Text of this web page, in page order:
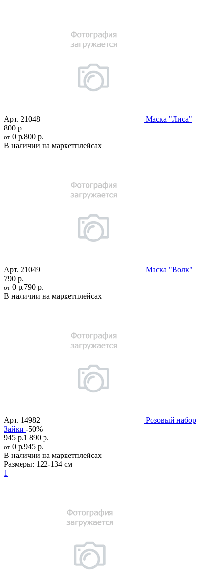
Арт. 21048
Маска "Лиса"
800 р.
от 0 р.800 р.
В наличии на маркетплейсах
Арт. 21049
Маска "Волк"
790 р.
от 0 р.790 р.
В наличии на маркетплейсах
Арт. 14982
Розовый набор
Зайки -50%
945 р.1 890 р.
от 0 р.945 р.
В наличии на маркетплейсах
Размеры: 122-134 см
1